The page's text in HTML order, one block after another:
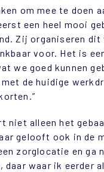
om mee te doen
een heel mooi
Zij organiseren dit
voor. Het is
we goed kunnen
de huidige
niet alleen het
gelooft ook in de
zorglocatie en ga
daar waar ik eerder